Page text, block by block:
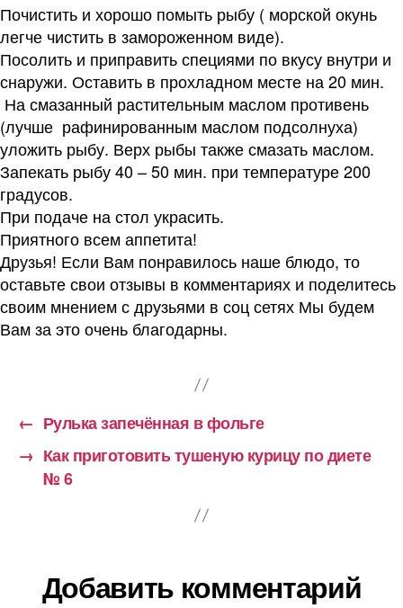
Почистить и хорошо помыть рыбу ( морской окунь
легче чистить в замороженном виде).
Посолить и приправить специями по вкусу внутри и
снаружи. Оставить в прохладном месте на 20 мин.
На смазанный растительным маслом противень
(лучше рафинированным маслом подсолнуха)
уложить рыбу. Верх рыбы также смазать маслом.
Запекать рыбу 40 – 50 мин. при температуре 200
градусов.
При подаче на стол украсить.
Приятного всем аппетита!
Друзья! Если Вам понравилось наше блюдо, то
оставьте свои отзывы в комментариях и поделитесь
своим мнением с друзьями в соц сетях Мы будем
Вам за это очень благодарны.
← Рулька запечённая в фольге
→ Как приготовить тушеную курицу по диете
№ 6
Добавить комментарий